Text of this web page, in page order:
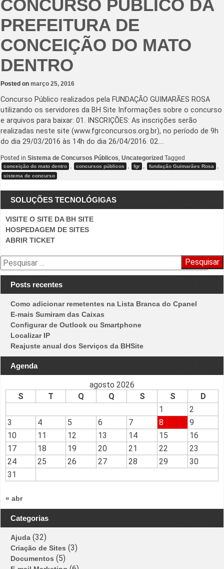
CONCURSO PÚBLICO DA
PREFEITURA DE
CONCEIÇÃO DO MATO
DENTRO
Posted on março 25, 2016
Concurso Público realizados pela FUNDAÇÃO GUIMARÃES ROSA
utilizando os servidores da BH Site Informações sobre o concurso
e arquivos para baixar: 01. INSCRIÇÕES: As inscrições serão
realizadas neste site (www.fgrconcursos.org.br), no período de 9h
do dia 29/03/2016 às 14h do dia 26/04/2016. 02.…
Posted in Sistema de Concursos Públicos Uncategorized Tagged
conceição do mato dentro concursos públicos fgr fundação Guimarães Rosa
sistema de concurso
SOLUÇÕES TECNOLÓGIGAS
VISITE O SITE DA BH SITE
HOSPEDAGEM DE SITES
ABRIR TICKET
Pesquisar
por:
Posts recentes
Como adicionar remetentes na Lista Branca do Cpanel
E-mais Sumiram das Caixas
Configurar de Outlook ou Smartphone
Localizar IP
Reajuste anual dos Serviços da BHSite
Agenda
agosto 2026
S
T Q Q S S
D
1
2
3
4 5 6 7 8
9
10
11 12 13 14 15
16
17
18 19 20 21 22
23
24
25 26 27 28 29
30
31
« abr
Categorias
Ajuda (32)
Criação de Sites (3)
Documentos (5)